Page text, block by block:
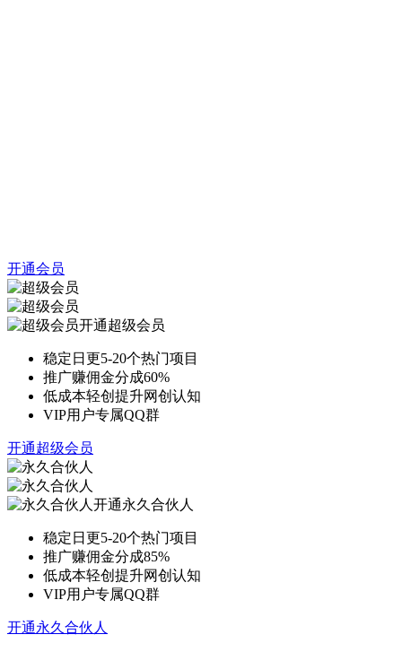
开通会员
开通超级会员
稳定日更5-20个热门项目
推广赚佣金分成60%
低成本轻创提升网创认知
VIP用户专属QQ群
开通超级会员
开通永久合伙人
稳定日更5-20个热门项目
推广赚佣金分成85%
低成本轻创提升网创认知
VIP用户专属QQ群
开通永久合伙人